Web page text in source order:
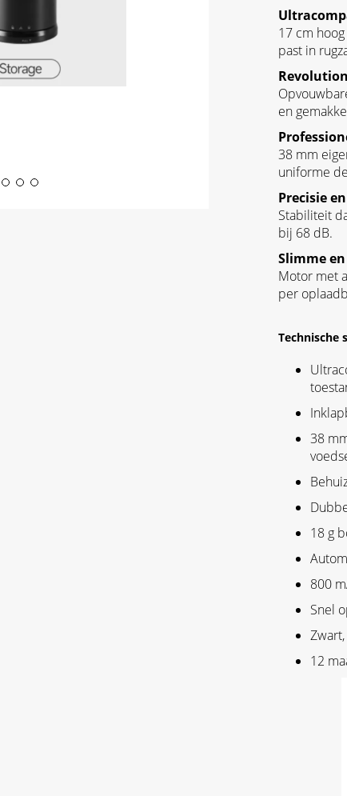
17 cm
past in
en
38 mm
uniforme
Precisie
Stabiliteit
bij 68 dB.
Slimme
Motor met
per
Technische
38
18 g
800
Snel
12